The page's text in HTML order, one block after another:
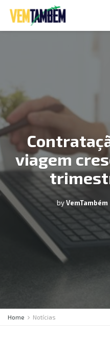
viagem
by VemTambém
Home Notícias